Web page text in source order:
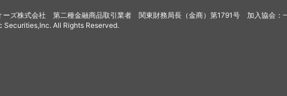
ーズ株式会社 第二種金融商品取引業者 関東財務局長（金商）第1791号 加入協会：
All Rights Reserved.